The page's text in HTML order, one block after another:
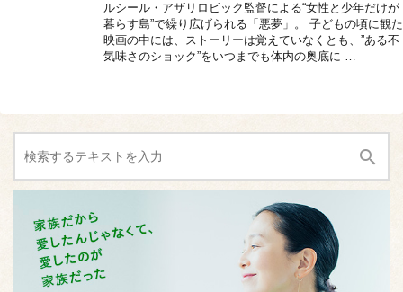
ルシール・アザリロビック監督による“女性と少年だけが
暮らす島”で繰り広げられる「悪夢」。 子どもの頃に観た
映画の中には、ストーリーは覚えていなくとも、”ある不
気味さのショック”をいつまでも体内の奥底に …